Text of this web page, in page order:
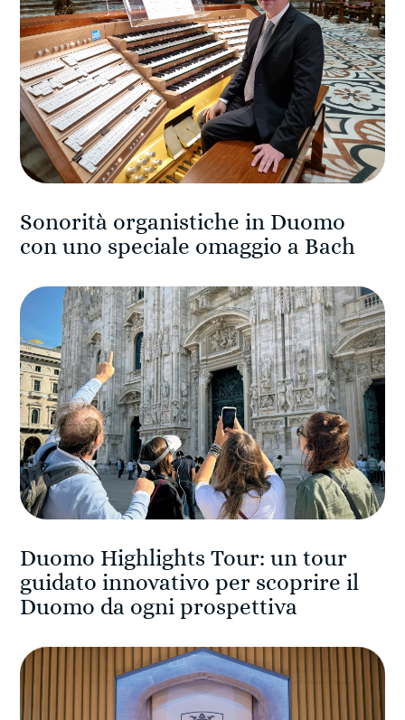
Sonorità organistiche in Duomo
con uno speciale omaggio a Bach
Duomo Highlights Tour: un tour
guidato innovativo per scoprire il
Duomo da ogni prospettiva